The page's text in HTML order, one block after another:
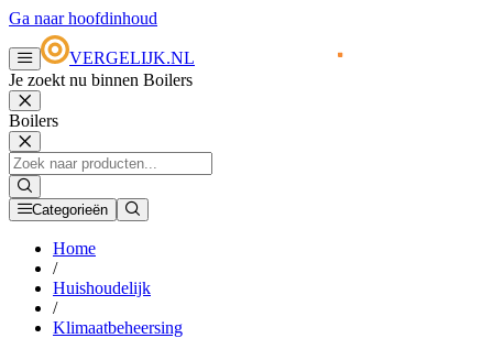
Ga naar hoofdinhoud
VERGELIJK.NL
Je zoekt nu binnen Boilers
Boilers
Categorieën
Home
/
Huishoudelijk
/
Klimaatbeheersing